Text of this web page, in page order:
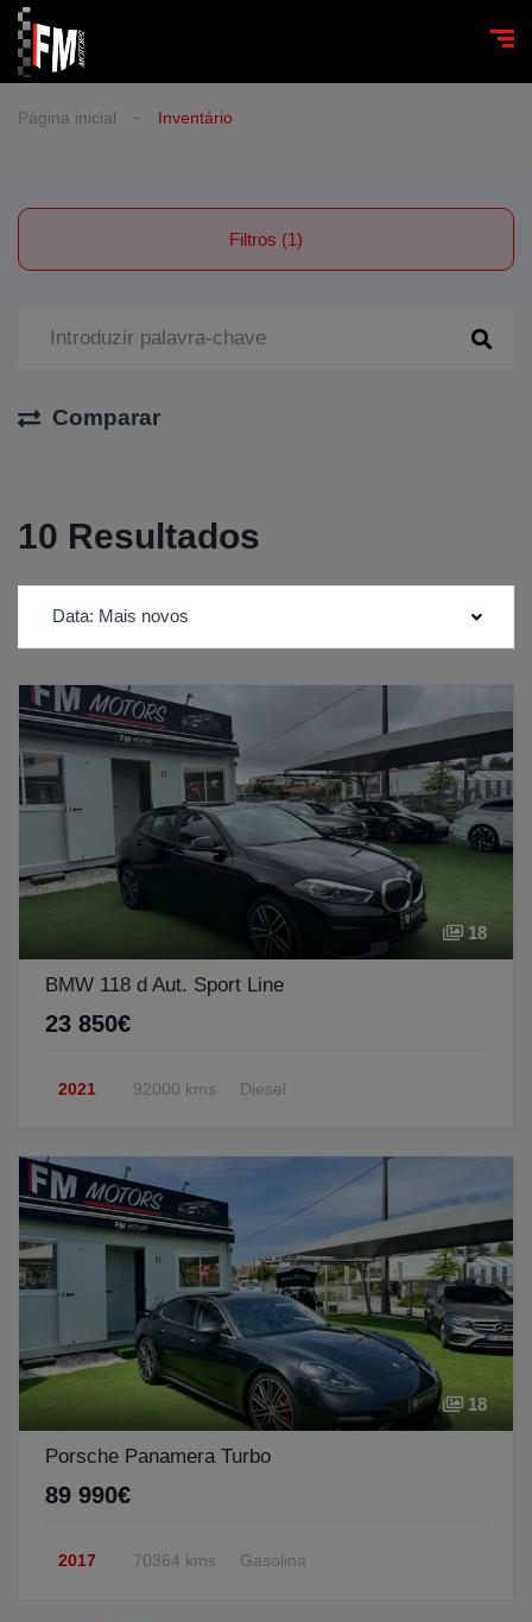
Página inicial Inventário
Filtros (1)
Comparar
10 Resultados
Data: Mais novos
18
BMW 118 d Aut. Sport Line
23 850€
2021 92000 kms Diesel
18
Porsche Panamera Turbo
89 990€
2017 70364 kms Gasolina